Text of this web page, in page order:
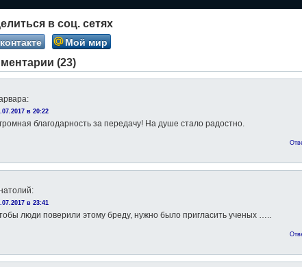
в соц. сетях
Мой мир
(23)
:
в 20:22
благодарность за передачу! На душе стало радостно.
:
в 23:41
люди поверили этому бреду, нужно было пригласить ученых …..